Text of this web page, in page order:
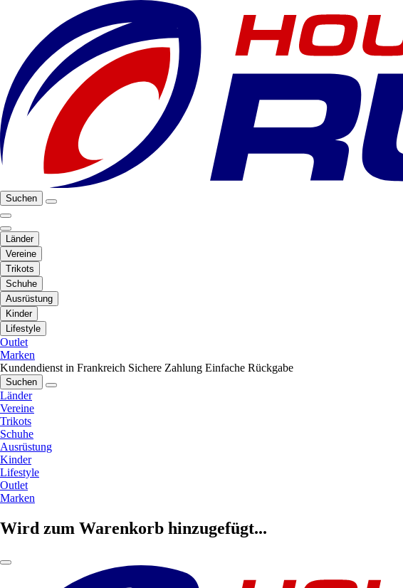
Suchen
Länder
Vereine
Trikots
Schuhe
Ausrüstung
Kinder
Lifestyle
Outlet
Marken
Kundendienst in Frankreich Sichere Zahlung Einfache Rückgabe
Suchen
Länder
Vereine
Trikots
Schuhe
Ausrüstung
Kinder
Lifestyle
Outlet
Marken
Wird zum Warenkorb hinzugefügt...